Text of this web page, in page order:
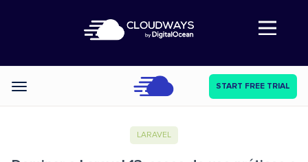
Abre a navegação
Categories START FREE TRIAL
LARAVEL